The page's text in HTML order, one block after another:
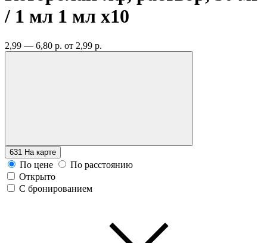
/ 1 мл 1 мл x10
2,99 — 6,80 р. от 2,99 р.
631 На карте
По цене
По расстоянию
Открыто
С бронированием